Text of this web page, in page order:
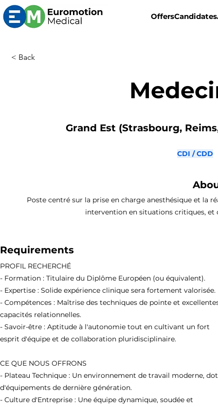
OffersCandidates
< Back
Grand Est (Strasbourg,
CDI / CDD
Poste centré sur la prise en charge anesthésique et la
intervention en situations critiques, et
Requirements
PROFIL RECHERCHÉ
- Formation : Titulaire du Diplôme Européen (ou équivalent).
- Expertise : Solide expérience clinique sera fortement valorisée.
- Compétences : Maîtrise des techniques de pointe et
capacités relationnelles.
- Savoir-être : Aptitude à l'autonomie tout en cultivant un fort
esprit d'équipe et de collaboration pluridisciplinaire.
CE QUE NOUS OFFRONS
- Plateau Technique : Un environnement de travail moderne,
d'équipements de dernière génération.
- Culture d'Entreprise : Une équipe dynamique, soudée et